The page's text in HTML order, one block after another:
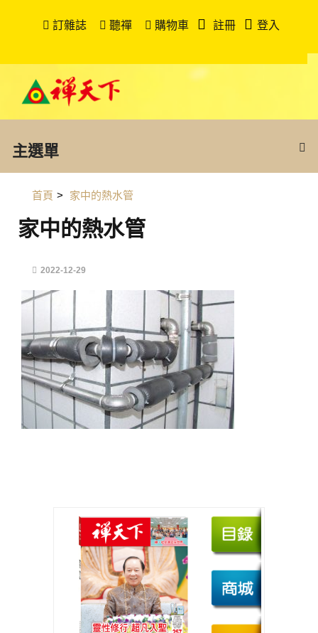
訂雜誌 聽禪 購物車 註冊 登入
主選單
首頁 > 家中的熱水管
家中的熱水管
2022-12-29